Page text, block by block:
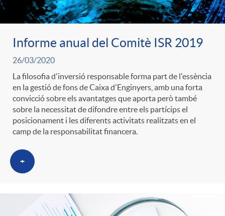
Informe anual del Comitè ISR 2019
26/03/2020
La filosofia d'inversió responsable forma part de l'essència
en la gestió de fons de Caixa d'Enginyers, amb una forta
convicció sobre els avantatges que aporta però també
sobre la necessitat de difondre entre els partícips el
posicionament i les diferents activitats realitzats en el
camp de la responsabilitat financera.
+